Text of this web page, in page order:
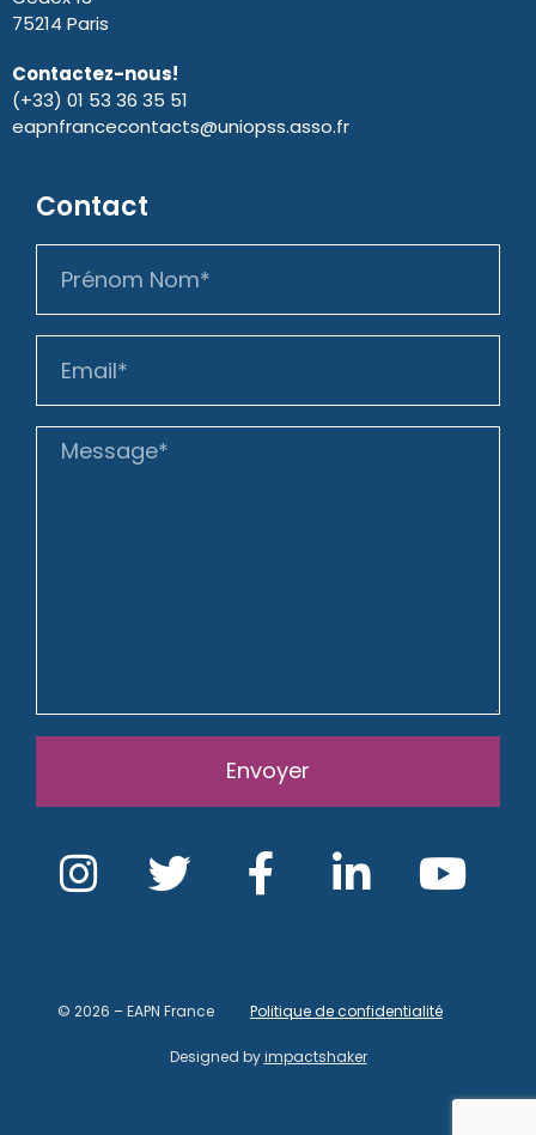
75214 Paris
Contactez-nous!
(+33) 01 53 36 35 51
eapnfrancecontacts@uniopss.asso.fr
Contact
Envoyer
© 2026 – EAPN France Politique de confidentialité
Designed byimpactshaker